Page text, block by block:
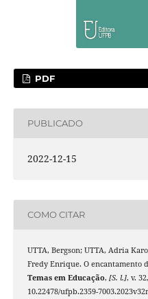
PDF
PUBLICADO
2022-12-15
COMO CITAR
UTTA, Bergson; UTTA, Adria
Fredy Enrique. O encantamento
Temas em Educação, [S. l.], v.
10.22478/ufpb.2359-